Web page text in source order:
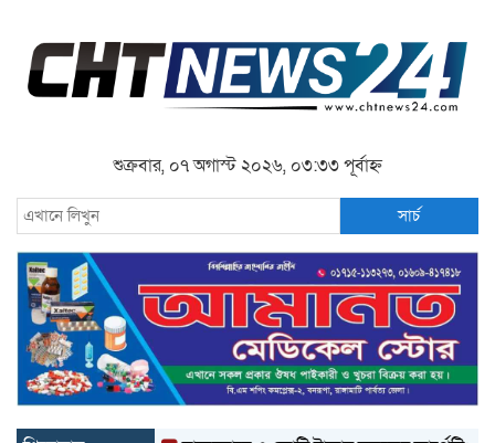
শুক্রবার, ০৭ অগাস্ট ২০২৬, ০৩:৩৩ পূর্বাহ্ন
সার্চ